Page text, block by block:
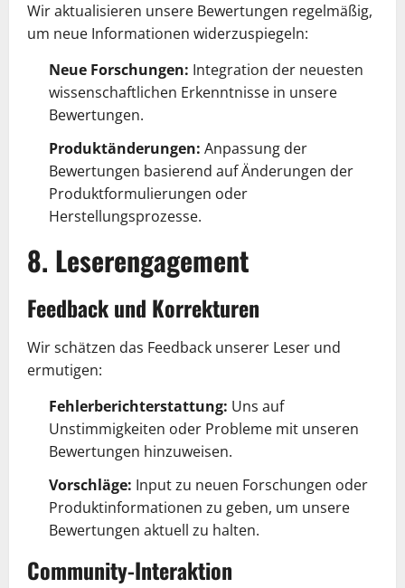
Wir aktualisieren unsere Bewertungen regelmäßig,
um neue Informationen widerzuspiegeln:
Neue Forschungen: Integration der neuesten
wissenschaftlichen Erkenntnisse in unsere
Bewertungen.
Produktänderungen: Anpassung der
Bewertungen basierend auf Änderungen der
Produktformulierungen oder
Herstellungsprozesse.
8. Leserengagement
Feedback und Korrekturen
Wir schätzen das Feedback unserer Leser und
ermutigen:
Fehlerberichterstattung: Uns auf
Unstimmigkeiten oder Probleme mit unseren
Bewertungen hinzuweisen.
Vorschläge: Input zu neuen Forschungen oder
Produktinformationen zu geben, um unsere
Bewertungen aktuell zu halten.
Community-Interaktion